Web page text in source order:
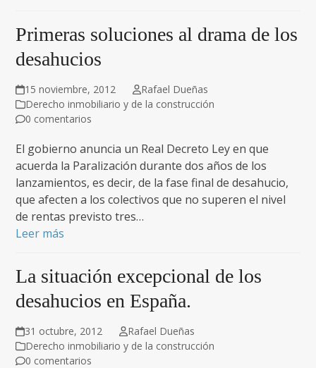
Primeras soluciones al drama de los
desahucios
15 noviembre, 2012
Rafael Dueñas
Derecho inmobiliario y de la construcción
0 comentarios
El gobierno anuncia un Real Decreto Ley en que
acuerda la Paralización durante dos años de los
lanzamientos, es decir, de la fase final de desahucio,
que afecten a los colectivos que no superen el nivel
de rentas previsto tres…
Leer más
La situación excepcional de los
desahucios en España.
31 octubre, 2012
Rafael Dueñas
Derecho inmobiliario y de la construcción
0 comentarios